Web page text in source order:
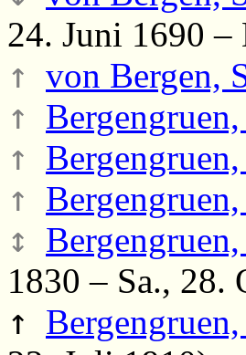
24. Juni 1690 –
↑ von Bergen,
↑
↑
↑
↕
1830 – Sa., 28.
↑